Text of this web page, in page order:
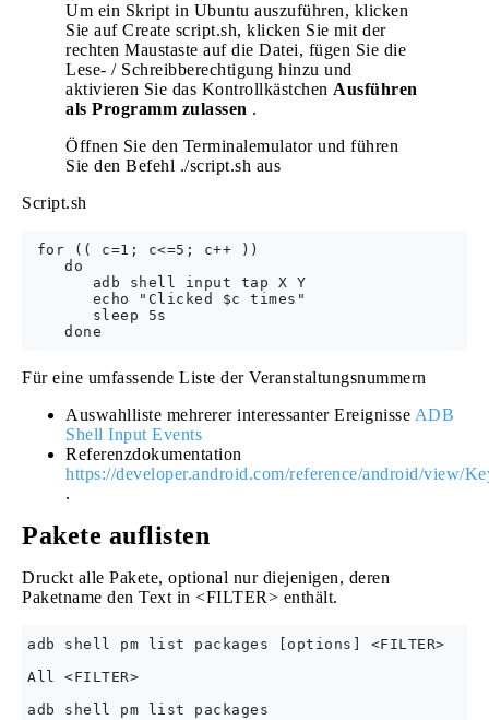
Um ein Skript in Ubuntu auszuführen, klicken
Sie auf Create script.sh, klicken Sie mit der
rechten Maustaste auf die Datei, fügen Sie die
Lese- / Schreibberechtigung hinzu und
aktivieren Sie das Kontrollkästchen Ausführen
als Programm zulassen .
Öffnen Sie den Terminalemulator und führen
Sie den Befehl ./script.sh aus
Script.sh
for (( c=1; c<=5; c++ ))
    do
       adb shell input tap X Y
       echo "Clicked $c times"
       sleep 5s
Für eine umfassende Liste der Veranstaltungsnummern
Auswahlliste mehrerer interessanter Ereignisse ADB
Shell Input Events
Referenzdokumentation
https://developer.android.com/reference/android/view/
.
Pakete auflisten
Druckt alle Pakete, optional nur diejenigen, deren
Paketname den Text in <FILTER> enthält.
adb shell pm list packages [options] <FILTER>
All <FILTER>